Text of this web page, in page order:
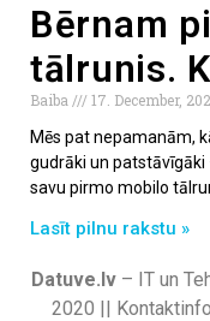
Bērnam
tālrunis.
Baiba
17. December,
Mēs pat nepamanām,
gudrāki un patstāvīgāki
savu pirmo mobilo
Lasīt pilnu rakstu »
Datuve.lv– IT un
2020 ||